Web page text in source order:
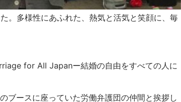
。多様性にあふれた、熱気と活気と笑顔に、毎
for All Japanー結婚の自由をすべての人に
ブースに座っていた労働弁護団の仲間と挨拶し